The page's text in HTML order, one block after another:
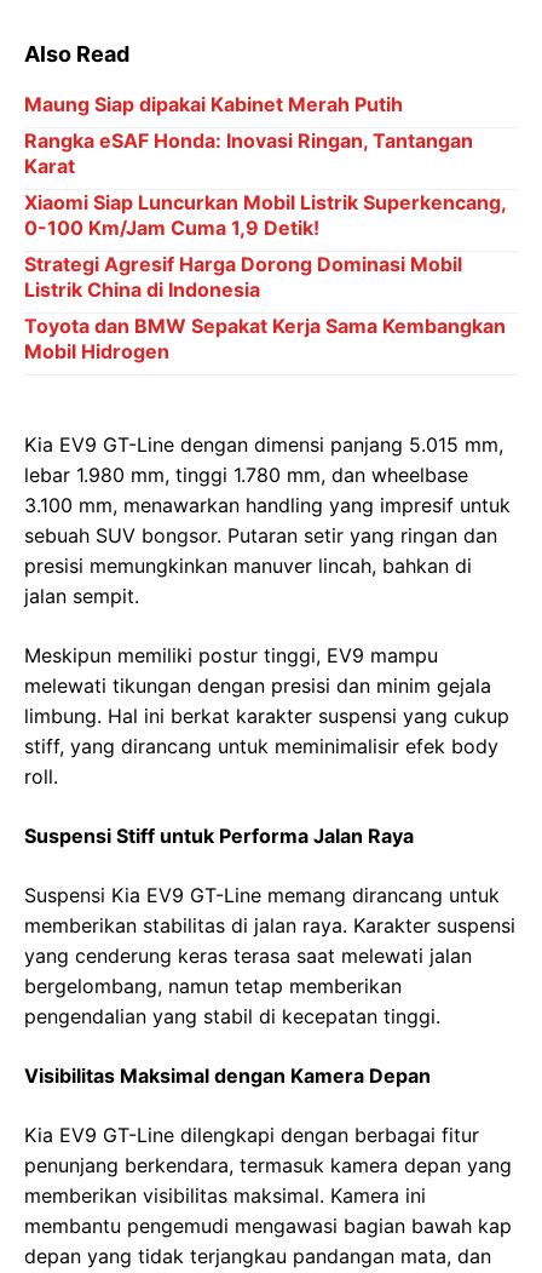
Also Read
Maung Siap dipakai Kabinet Merah Putih
Rangka eSAF Honda: Inovasi Ringan, Tantangan
Karat
Xiaomi Siap Luncurkan Mobil Listrik Superkencang,
0-100 Km/Jam Cuma 1,9 Detik!
Strategi Agresif Harga Dorong Dominasi Mobil
Listrik China di Indonesia
Toyota dan BMW Sepakat Kerja Sama Kembangkan
Mobil Hidrogen
Kia EV9 GT-Line dengan dimensi panjang 5.015 mm,
lebar 1.980 mm, tinggi 1.780 mm, dan wheelbase
3.100 mm, menawarkan handling yang impresif untuk
sebuah SUV bongsor. Putaran setir yang ringan dan
presisi memungkinkan manuver lincah, bahkan di
jalan sempit.
Meskipun memiliki postur tinggi, EV9 mampu
melewati tikungan dengan presisi dan minim gejala
limbung. Hal ini berkat karakter suspensi yang cukup
stiff, yang dirancang untuk meminimalisir efek body
roll.
Suspensi Stiff untuk Performa Jalan Raya
Suspensi Kia EV9 GT-Line memang dirancang untuk
memberikan stabilitas di jalan raya. Karakter suspensi
yang cenderung keras terasa saat melewati jalan
bergelombang, namun tetap memberikan
pengendalian yang stabil di kecepatan tinggi.
Visibilitas Maksimal dengan Kamera Depan
Kia EV9 GT-Line dilengkapi dengan berbagai fitur
penunjang berkendara, termasuk kamera depan yang
memberikan visibilitas maksimal. Kamera ini
membantu pengemudi mengawasi bagian bawah kap
depan yang tidak terjangkau pandangan mata, dan